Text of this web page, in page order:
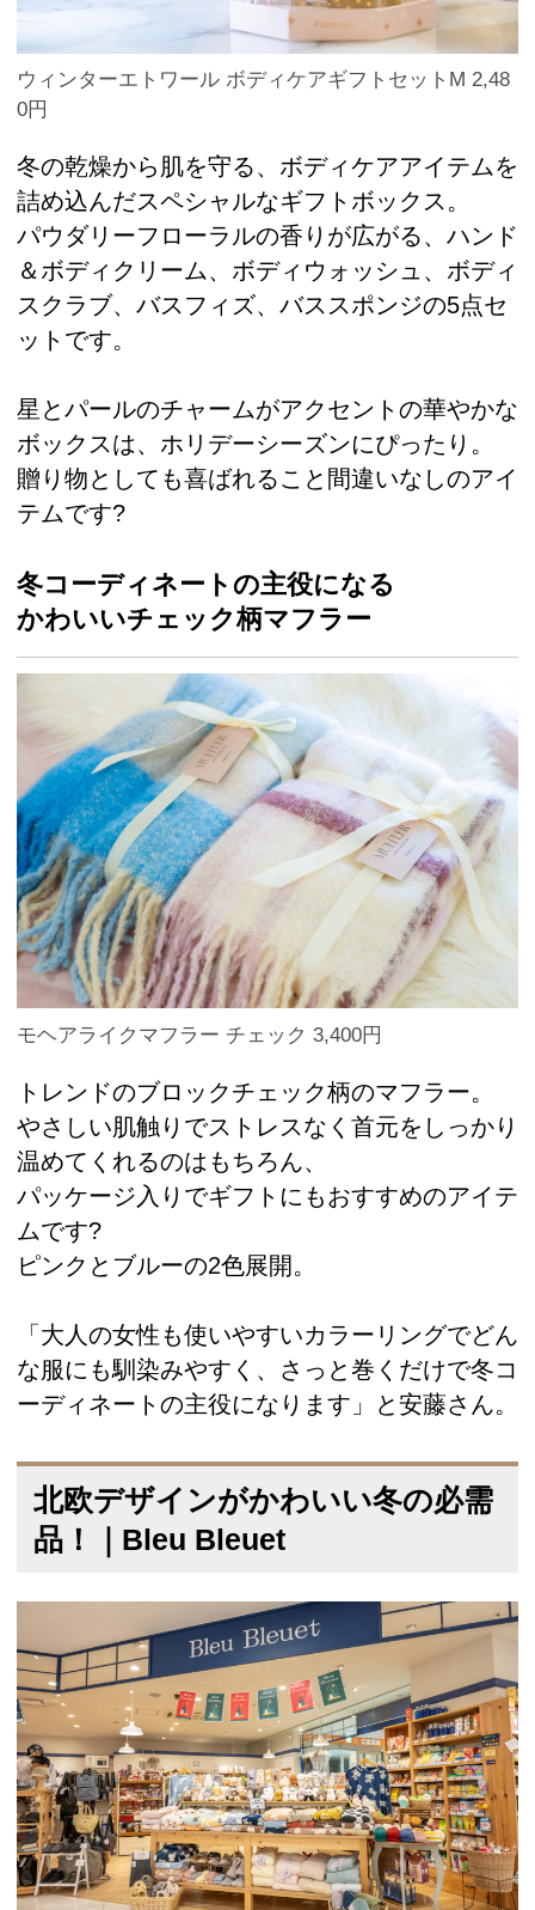
ウィンターエトワール ボディケアギフトセットM 2,48
0円
冬の乾燥から肌を守る、ボディケアアイテムを
詰め込んだスペシャルなギフトボックス。
パウダリーフローラルの香りが広がる、ハンド
＆ボディクリーム、ボディウォッシュ、ボディ
スクラブ、バスフィズ、バススポンジの5点セ
ットです。
星とパールのチャームがアクセントの華やかな
ボックスは、ホリデーシーズンにぴったり。
贈り物としても喜ばれること間違いなしのアイ
テムです?
冬コーディネートの主役になる
かわいいチェック柄マフラー
モヘアライクマフラー チェック 3,400円
トレンドのブロックチェック柄のマフラー。
やさしい肌触りでストレスなく首元をしっかり
温めてくれるのはもちろん、
パッケージ入りでギフトにもおすすめのアイテ
ムです?
ピンクとブルーの2色展開。
「大人の女性も使いやすいカラーリングでどん
な服にも馴染みやすく、さっと巻くだけで冬コ
ーディネートの主役になります」と安藤さん。
北欧デザインがかわいい冬の必需
品！｜Bleu Bleuet